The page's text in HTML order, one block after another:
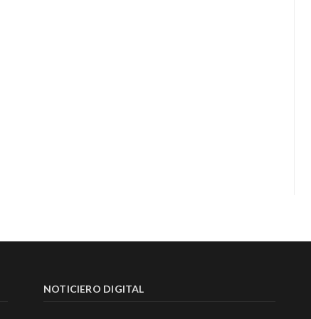
NOTICIERO DIGITAL